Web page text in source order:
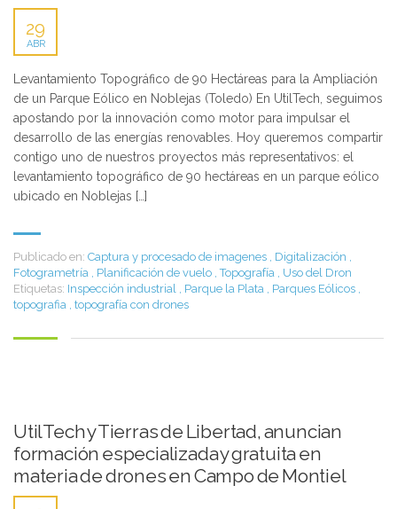
29
ABR
Levantamiento Topográfico de 90 Hectáreas para la Ampliación
de un Parque Eólico en Noblejas (Toledo) En UtilTech, seguimos
apostando por la innovación como motor para impulsar el
desarrollo de las energías renovables. Hoy queremos compartir
contigo uno de nuestros proyectos más representativos: el
levantamiento topográfico de 90 hectáreas en un parque eólico
ubicado en Noblejas […]
Publicado en: Captura y procesado de imagenes , Digitalización ,
Fotogrametría , Planificación de vuelo , Topografía , Uso del Dron
Etiquetas: Inspección industrial , Parque la Plata , Parques Eólicos ,
topografia , topografía con drones
UtilTech y Tierras de Libertad, anuncian
formación especializada y gratuita en
materia de drones en Campo de Montiel